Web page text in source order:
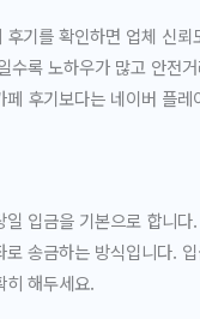
후기를 확인하면 업체 신
수록 노하우가 많고 안전
페 후기보다는 네이버 플
일 입금을 기본으로 합니
송금하는 방식입니다.
히 해두세요.